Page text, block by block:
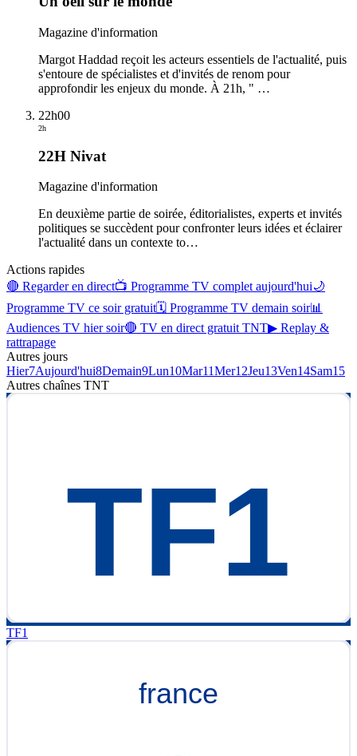
Magazine d'information
Margot Haddad reçoit les acteurs essentiels de l'actualité, puis
s'entoure de spécialistes et d'invités de renom pour
approfondir les enjeux du monde. À 21h, " …
22h00
2h
22H Nivat
Magazine d'information
En deuxième partie de soirée, éditorialistes, experts et invités
politiques se succèdent pour confronter leurs idées et éclairer
l'actualité dans un contexte to…
Actions rapides
🔴 Regarder en direct📺 Programme TV complet aujourd'hui🌙
Programme TV ce soir gratuit🗓 Programme TV demain soir📊
Audiences TV hier soir🔴 TV en direct gratuit TNT▶ Replay &
rattrapage
Autres jours
Hier7Aujourd'hui8Demain9Lun10Mar11Mer12Jeu13Ven14Sam15
Autres chaînes TNT
TF1